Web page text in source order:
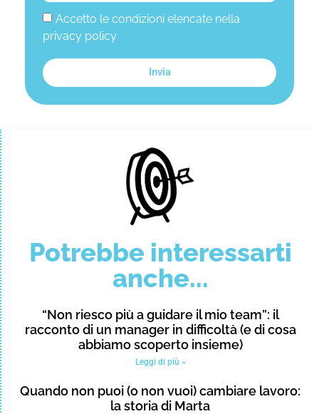
Accetto le condizioni elencate nella
privacy policy
Invia
Potrebbe interessarti
anche...
“Non riesco più a guidare il mio team”: il
racconto di un manager in difficoltà (e di cosa
abbiamo scoperto insieme)
Leggi di più »
Quando non puoi (o non vuoi) cambiare lavoro:
la storia di Marta